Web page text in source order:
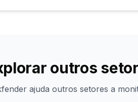
outros
ajuda outros setores a